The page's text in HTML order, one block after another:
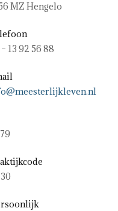
MZ Hengelo
13 92 56 88